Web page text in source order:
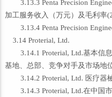
3.13.3 Penta Precision
加工服务收入（万元）及毛利率
3.13.4 Penta Precision
3.14 Proterial, Ltd.
3.14.1 Proterial, Ltd.基本信息
基地、总部、竞争对手及市场地
3.14.2 Proterial, Ltd. 医疗器
3.14.3 Proterial, Ltd.在中国市